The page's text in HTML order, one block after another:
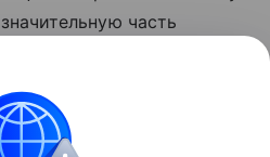
часть